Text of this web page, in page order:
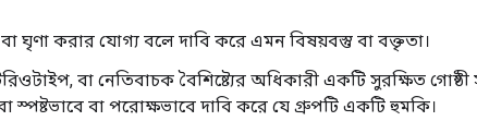
ঘৃণা করার যোগ্য বলে দাবি করে এমন বিষয়বস্তু বা বক্তৃতা।
বা নেতিবাচক বৈশিষ্ট্যের অধিকারী একটি সুরক্ষিত গোষ্ঠী
বা স্পষ্টভাবে বা পরোক্ষভাবে দাবি করে যে গ্রুপটি একটি হুমকি।